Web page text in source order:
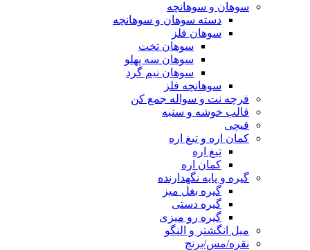
سوهان و سوهانچه
دسته سوهان و سوهانچه
سوهان فلز
سوهان تخت
سوهان سه پهلو
سوهان نیم گرد
سوهانچه فلز
فرچه نت و سواله جمع کن
قالب خوشه و سنبه
قیچی
کمان اره و تیغ اره
تیغ اره
کمان اره
گیره و پایه نگهدارنده
گیره بغل میز
گیره دستی
گیره رو میزی
میل انگشتر و النگو
نقره/مس/برنج